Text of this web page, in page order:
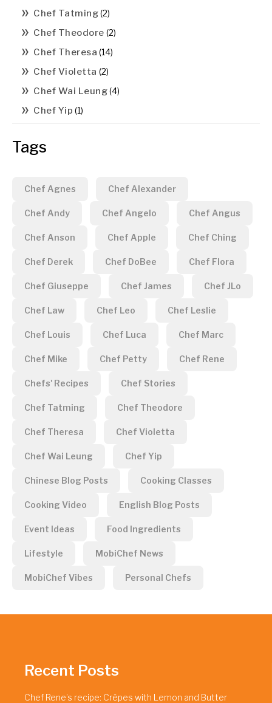
Chef Tatming(2)
Chef Theodore (2)
Chef Theresa (14)
Chef Violetta (2)
Chef Wai Leung(4)
Chef Yip (1)
Tags
Chef Agnes Chef Alexander
Chef Andy Chef Angelo Chef Angus
Chef Anson Chef Apple Chef Ching
Chef Derek Chef DoBee Chef Flora
Chef Giuseppe Chef James Chef JLo
Chef Law Chef Leo Chef Leslie
Chef Louis Chef Luca Chef Marc
Chef Mike Chef Petty Chef Rene
Chefs' Recipes Chef Stories
Chef Tatming Chef Theodore
Chef Theresa Chef Violetta
Chef Wai Leung Chef Yip
Chinese Blog Posts Cooking Classes
Cooking Video English Blog Posts
Event Ideas Food Ingredients
Lifestyle MobiChef News
MobiChef Vibes Personal Chefs
Recent Posts
Chef Rene’s recipe: Crêpes with Lemon and Butter